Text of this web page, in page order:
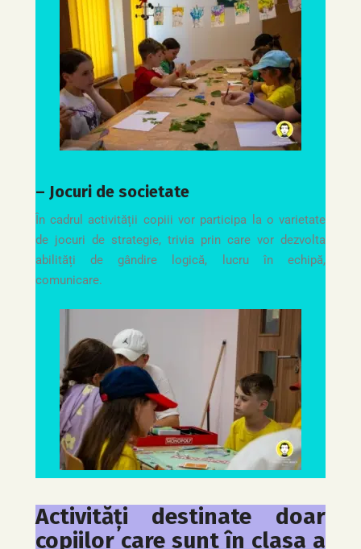
– Jocuri de societate
În cadrul activității copiii vor participa la o varietate
de jocuri de strategie, trivia prin care vor dezvolta
abilități de gândire logică, lucru în echipă,
comunicare.
Activități destinate doar
copiilor care sunt în clasa a